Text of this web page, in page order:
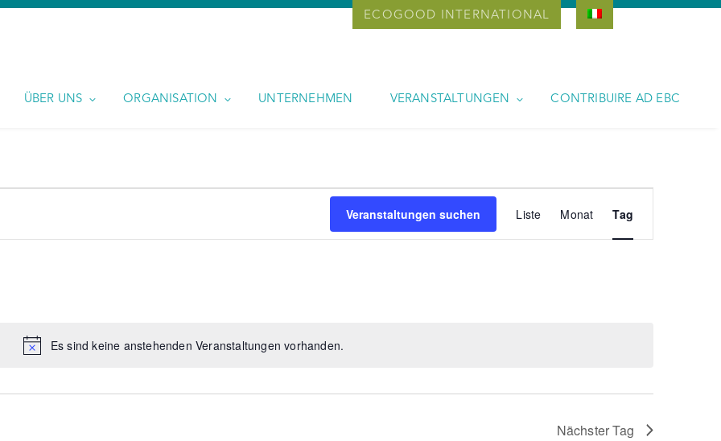
ECOGOOD INTERNATIONAL
ÜBER UNS ORGANISATION UNTERNEHMEN VERANSTALTUNGEN CONTRIBUIRE AD EBC
Hinweis
Es sind keine anstehenden Veranstaltungen vorhanden.
Veranstaltungen suchen
Ansichten-
Navigation
Liste Monat Tag
Nächster Tag